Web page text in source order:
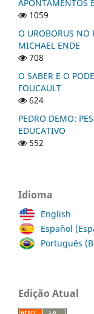
APONTAMENTOS
1059
O UROBORUS NO
MICHAEL ENDE
708
O SABER E O
FOUCAULT
624
PEDRO DEMO:
EDUCATIVO
552
Idioma
English
Español
Português
Edição Atual